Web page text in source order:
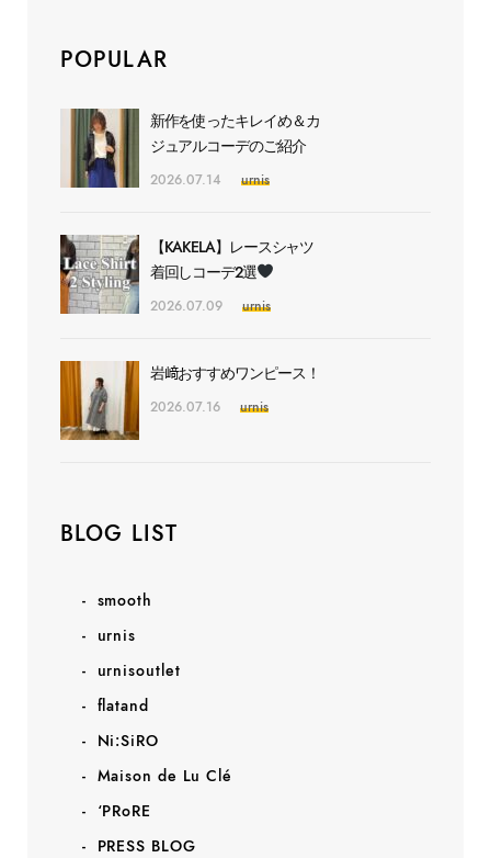
POPULAR
新作を使ったキレイめ＆カ
ジュアルコーデのご紹介
2026.07.14 urnis
【KAKELA】レースシャツ
着回しコーデ2選
2026.07.09 urnis
岩﨑おすすめワンピース！
2026.07.16 urnis
BLOG LIST
smooth
urnis
urnisoutlet
flatand
Ni:SiRO
Maison de Lu Clé
‘PRoRE
PRESS BLOG